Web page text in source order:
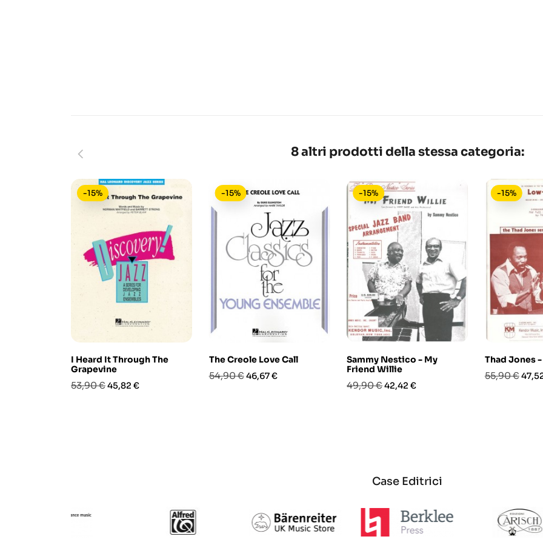
8 altri prodotti della stessa categoria:
I Heard It Through The
Grapevine
Prezzo
53,90 €Prezzo
45,82 €
-15%
The Creole Love Call
Prezzo
54,90 €Prezzo
46,67 €
-15%
Sammy Nestico - My
Friend Willie
Prezzo
49,90 €Prezzo
42,42 €
-15%
Thad Jones
Prezzo
55,90 €
-15%
Case Editrici